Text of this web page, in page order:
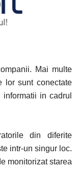
Mai multe
lor sunt conectate
in cadrul
din diferite
intr-un singur loc.
monitorizat starea